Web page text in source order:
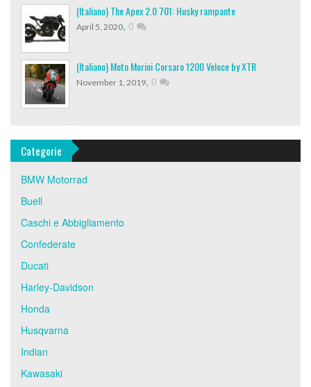
(Italiano) The Apex 2.0 701: Husky rampante
April 5, 2020, 0
(Italiano) Moto Morini Corsaro 1200 Veloce by XTR
November 1, 2019, 0
Categorie
BMW Motorrad
Buell
Caschi e Abbigliamento
Confederate
Ducati
Harley-Davidson
Honda
Husqvarna
Indian
Kawasaki